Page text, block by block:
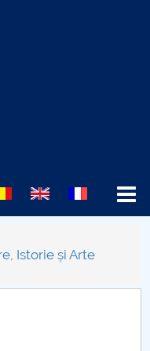
Istorie și Arte